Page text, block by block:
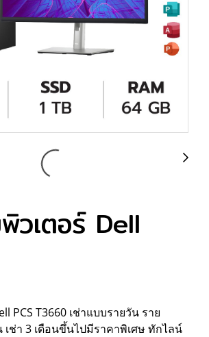
วเตอร์ Dell
PCS T3660 เช่าแบบรายวัน ราย
เช่า 3 เดือนขึ้นไปมีราคาพิเศษ ทักไลน์